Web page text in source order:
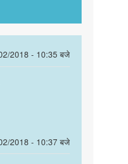
2018 - 10:35 बजे
2018 - 10:37 बजे